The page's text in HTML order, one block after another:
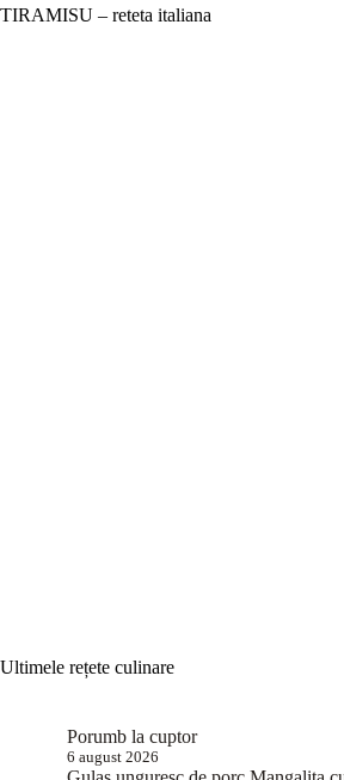
TIRAMISU – reteta italiana
Ultimele rețete culinare
Porumb la cuptor
6 august 2026